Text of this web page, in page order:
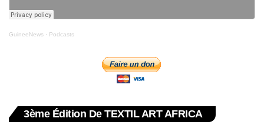
GuineeNews · Podcasts
3ème Édition De TEXTIL ART AFRICA